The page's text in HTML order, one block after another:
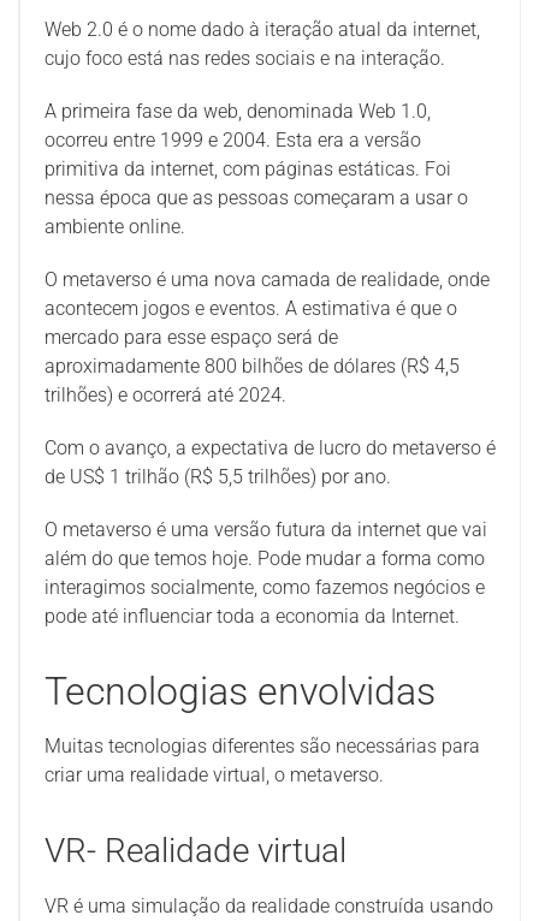
Web 2.0 é o nome dado à iteração atual da internet,
cujo foco está nas redes sociais e na interação.
A primeira fase da web, denominada Web 1.0,
ocorreu entre 1999 e 2004. Esta era a versão
primitiva da internet, com páginas estáticas. Foi
nessa época que as pessoas começaram a usar o
ambiente online.
O metaverso é uma nova camada de realidade, onde
acontecem jogos e eventos. A estimativa é que o
mercado para esse espaço será de
aproximadamente 800 bilhões de dólares (R$ 4,5
trilhões) e ocorrerá até 2024.
Com o avanço, a expectativa de lucro do metaverso é
de US$ 1 trilhão (R$ 5,5 trilhões) por ano.
O metaverso é uma versão futura da internet que vai
além do que temos hoje. Pode mudar a forma como
interagimos socialmente, como fazemos negócios e
pode até influenciar toda a economia da Internet.
Tecnologias envolvidas
Muitas tecnologias diferentes são necessárias para
criar uma realidade virtual, o metaverso.
VR- Realidade virtual
VR é uma simulação da realidade construída usando